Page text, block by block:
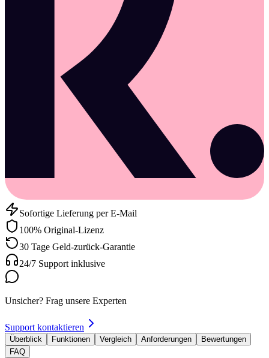
Sofortige Lieferung per E-Mail
100% Original-Lizenz
30 Tage Geld-zurück-Garantie
24/7 Support inklusive
Unsicher? Frag unsere Experten
Support kontaktieren
Überblick Funktionen Vergleich Anforderungen
Bewertungen
FAQ